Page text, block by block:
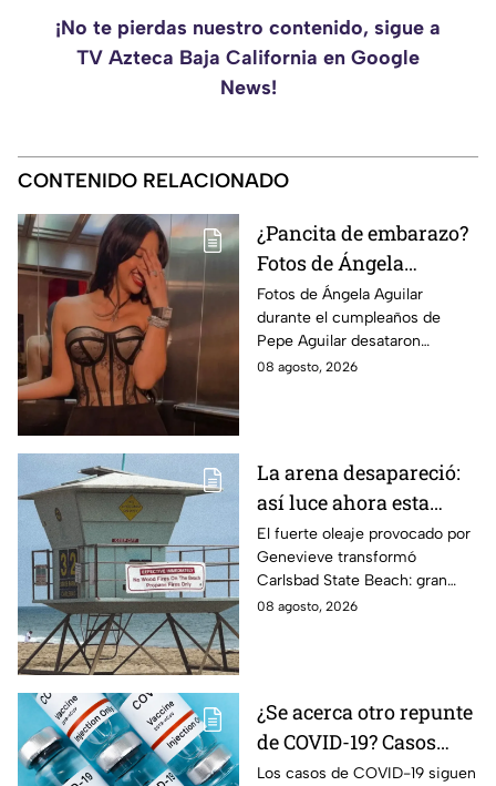
¡No te pierdas nuestro contenido, sigue a
TV Azteca Baja California en Google
News!
CONTENIDO RELACIONADO
¿Pancita de embarazo?
Fotos de Ángela
Aguilar desatan
rumores en redes
sociales
Fotos de Ángela Aguilar
durante el cumpleaños de
Pepe Aguilar desataron
rumores sobre un posible
08 agosto, 2026
La arena desapareció:
así luce ahora esta
popular playa de
California tras los
efectos de Genevieve
El fuerte oleaje provocado por
Genevieve transformó
Carlsbad State Beach: gran
parte de la arena desapareció y
08 agosto, 2026
¿Se acerca otro repunte
de COVID-19? Casos
aumentan en estas
Los casos de COVID-19 siguen